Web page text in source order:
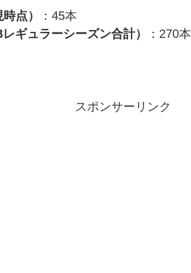
点）
：45本
ギュラーシーズン合計）
：270本
スポンサーリンク